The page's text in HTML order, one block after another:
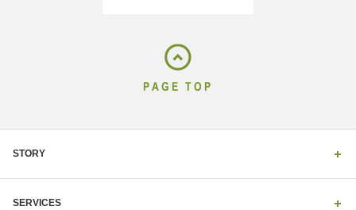
PAGE TOP
STORY
SERVICES